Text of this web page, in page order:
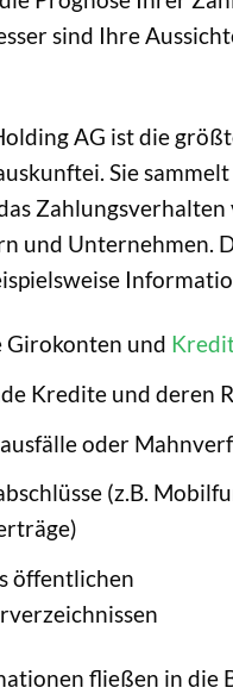
sind Ihre
AG ist die
Sie
Zahlungsverhalten
und Unternehmen.
Girokonten und
Kredite und deren
oder
(z.B.
öffentlichen
fließen in die